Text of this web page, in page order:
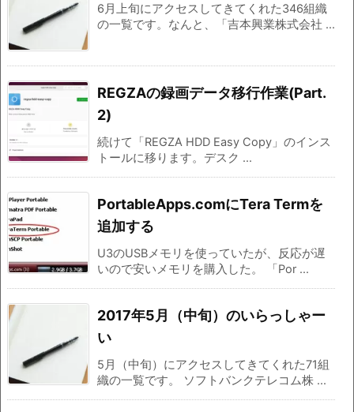
6月上旬にアクセスしてきてくれた346組織
の一覧です。なんと、「吉本興業株式会社 ...
REGZAの録画データ移行作業(Part.
2)
続けて「REGZA HDD Easy Copy」のインス
トールに移ります。デスク ...
PortableApps.comにTera Termを
追加する
U3のUSBメモリを使っていたが、反応が遅
いので安いメモリを購入した。 「Por ...
2017年5月（中旬）のいらっしゃー
い
5月（中旬）にアクセスしてきてくれた71組
織の一覧です。 ソフトバンクテレコム株 ...